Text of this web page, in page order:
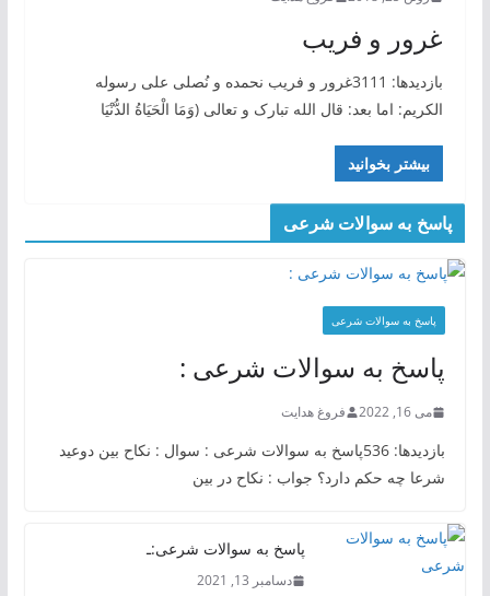
غرور و فریب
بازدیدها: 3111غرور و فریب نحمده و نُصلی علی رسوله
الکریم: اما بعد: قال الله تبارک و تعالی (وَمَا الْحَيَاةُ الدُّنْيَا
بیشتر بخوانید
پاسخ به سوالات شرعی
پاسخ به سوالات شرعی
پاسخ به سوالات شرعی :
می 16, 2022 فروغ هدایت
بازدیدها: 536پاسخ به سوالات شرعی : سوال : نکاح بین دوعید
شرعا چه حکم دارد؟ جواب : نکاح در بین
پاسخ به سوالات شرعی:ـ
دسامبر 13, 2021